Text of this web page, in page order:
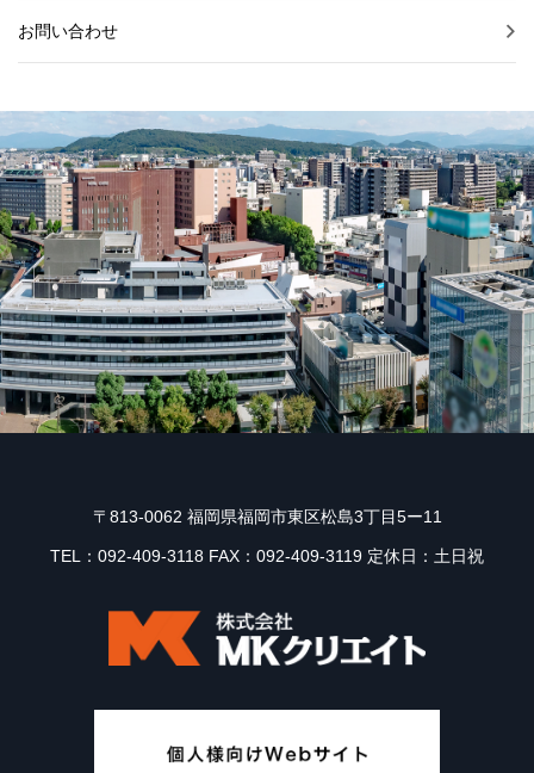
お問い合わせ
〒813-0062 福岡県福岡市東区松島3丁目5ー11
TEL：092-409-3118 FAX：092-409-3119 定休日：土日祝